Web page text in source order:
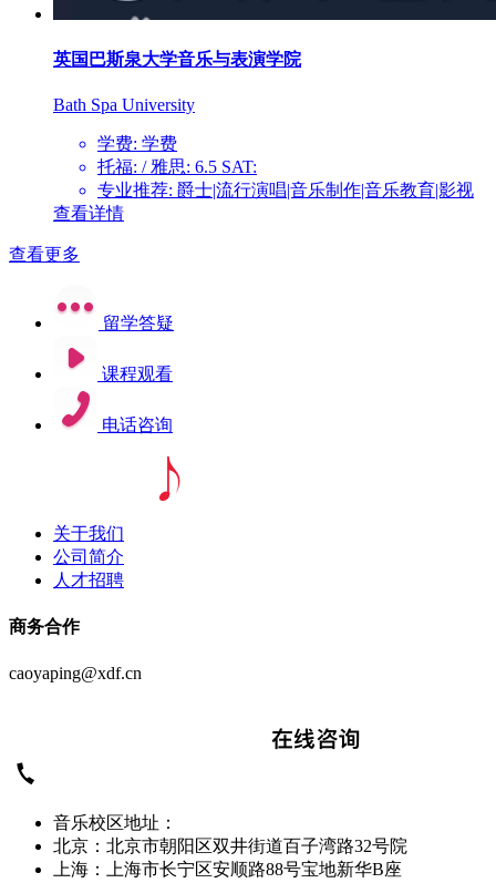
英国巴斯泉大学音乐与表演学院
Bath Spa University
学费: 学费
托福: / 雅思: 6.5 SAT:
专业推荐: 爵士|流行演唱|音乐制作|音乐教育|影视
查看详情
查看更多
留学答疑
课程观看
电话咨询
关于我们
公司简介
人才招聘
商务合作
caoyaping@xdf.cn
音乐校区地址：
北京：北京市朝阳区双井街道百子湾路32号院
上海：上海市长宁区安顺路88号宝地新华B座